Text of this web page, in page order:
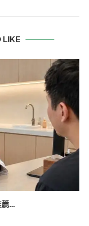
LIKE
...